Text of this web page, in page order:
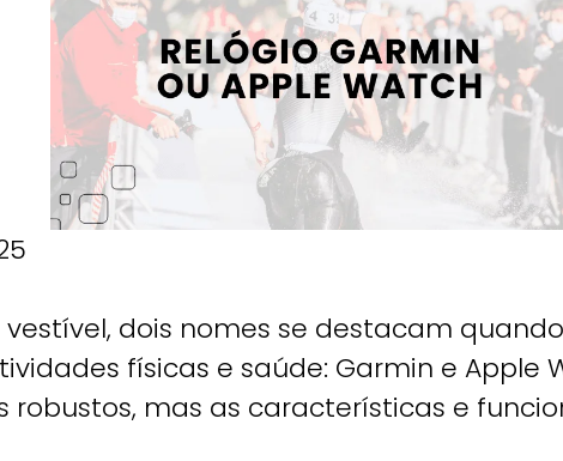
dois nomes se destacam
físicas e saúde: Garmin e Apple
robustos, mas as características e